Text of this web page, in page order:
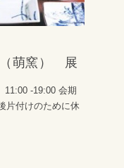
萌窯） 展
11:00 -19:00 会期
片付けのために休